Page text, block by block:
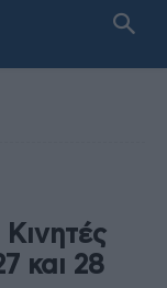
και 28